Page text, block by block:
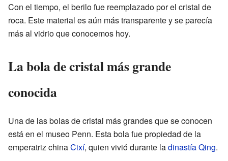
Con el tiempo, el berilo fue reemplazado por el cristal de
roca. Este material es aún más transparente y se parecía
más al vidrio que conocemos hoy.
La bola de cristal más grande
conocida
Una de las bolas de cristal más grandes que se conocen
está en el museo Penn. Esta bola fue propiedad de la
emperatriz chinaCixí, quien vivió durante ladinastía Qing.